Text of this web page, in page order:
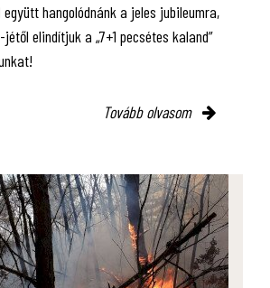
hangolódnánk a jeles jubileumra,
elindítjuk a „7+1 pecsétes kaland”
Tovább olvasom